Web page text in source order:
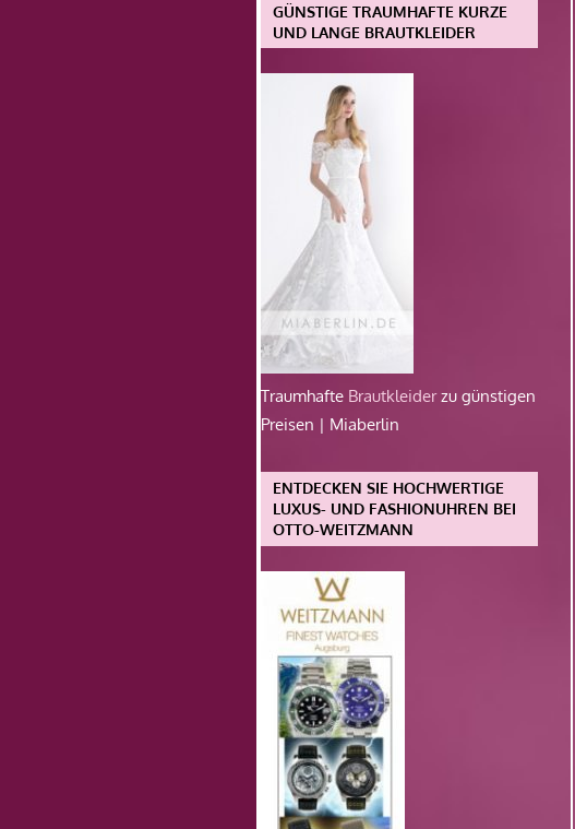
GÜNSTIGE TRAUMHAFTE KURZE
UND LANGE BRAUTKLEIDER
Traumhafte Brautkleiderzu günstigen
Preisen | Miaberlin
ENTDECKEN SIE HOCHWERTIGE
LUXUS- UND FASHIONUHREN BEI
OTTO-WEITZMANN